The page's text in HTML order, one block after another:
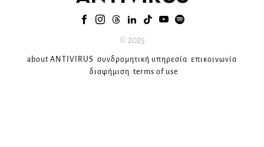
© 2025
about ANTIVIRUS συνδρομητική υπηρεσία επικοινωνία
διαφήμιση terms of use